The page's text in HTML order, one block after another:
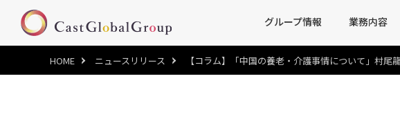
グループ情報 業務内容
HOME ニュースリリース 【コラム】「中国の養老・介護事情について」村尾